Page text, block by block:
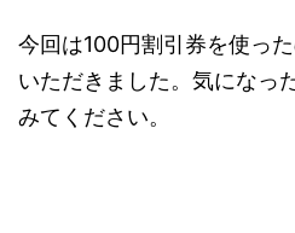
今回は100円割引券を使っ
いただきました。気になっ
みてください。